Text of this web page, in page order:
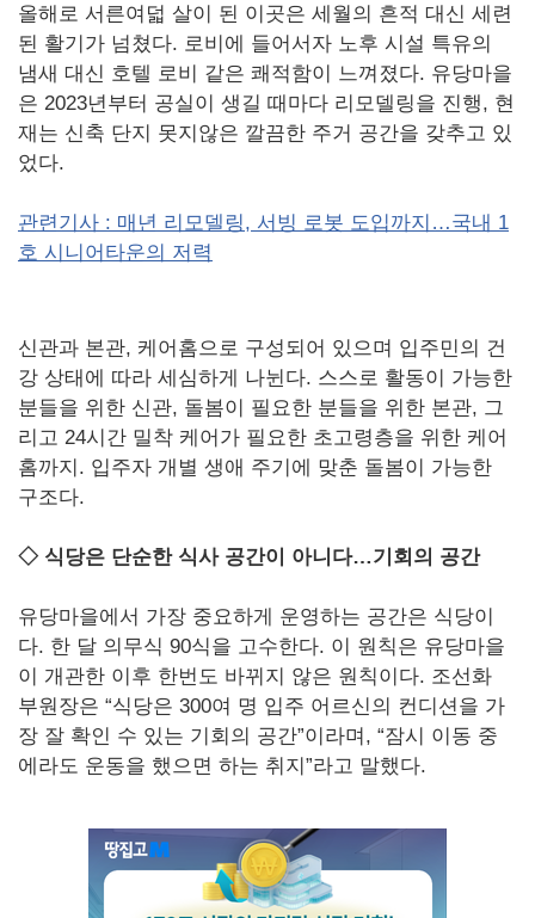
올해로 서른여덟 살이 된 이곳은 세월의 흔적 대신 세련
된 활기가 넘쳤다. 로비에 들어서자 노후 시설 특유의
냄새 대신 호텔 로비 같은 쾌적함이 느껴졌다. 유당마을
은 2023년부터 공실이 생길 때마다 리모델링을 진행, 현
재는 신축 단지 못지않은 깔끔한 주거 공간을 갖추고 있
었다.
관련기사 : 매년 리모델링, 서빙 로봇 도입까지…국내 1
호 시니어타운의 저력
신관과 본관, 케어홈으로 구성되어 있으며 입주민의 건
강 상태에 따라 세심하게 나뉜다. 스스로 활동이 가능한
분들을 위한 신관, 돌봄이 필요한 분들을 위한 본관, 그
리고 24시간 밀착 케어가 필요한 초고령층을 위한 케어
홈까지. 입주자 개별 생애 주기에 맞춘 돌봄이 가능한
구조다.
◇ 식당은 단순한 식사 공간이 아니다…기회의 공간
유당마을에서 가장 중요하게 운영하는 공간은 식당이
다. 한 달 의무식 90식을 고수한다. 이 원칙은 유당마을
이 개관한 이후 한번도 바뀌지 않은 원칙이다. 조선화
부원장은 “식당은 300여 명 입주 어르신의 컨디션을 가
장 잘 확인 수 있는 기회의 공간”이라며, “잠시 이동 중
에라도 운동을 했으면 하는 취지”라고 말했다.